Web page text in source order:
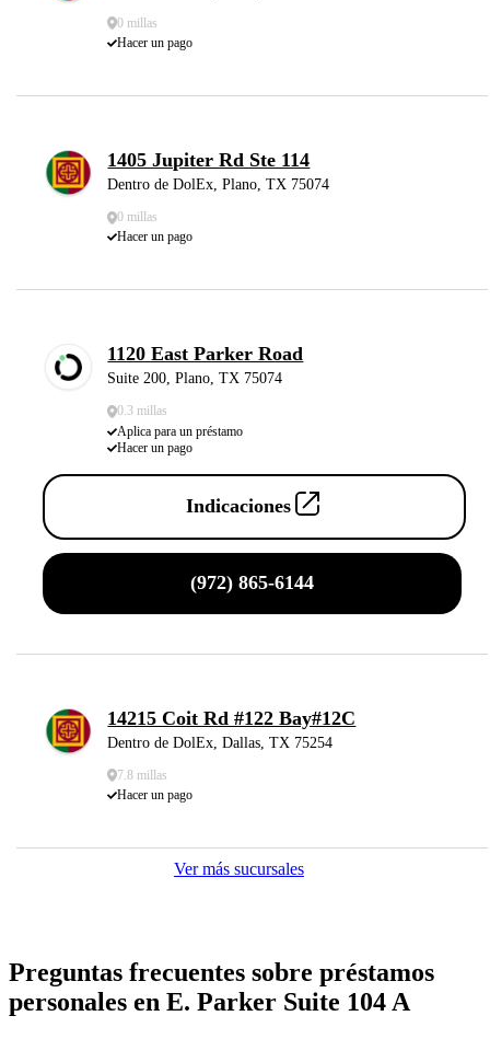
0 millas
Hacer un pago
1405 Jupiter Rd Ste 114
Dentro de DolEx, Plano, TX 75074
0 millas
Hacer un pago
1120 East Parker Road
Suite 200, Plano, TX 75074
0.3 millas
Aplica para un préstamo
Hacer un pago
Indicaciones
(972) 865-6144
14215 Coit Rd #122 Bay#12C
Dentro de DolEx, Dallas, TX 75254
7.8 millas
Hacer un pago
Ver más sucursales
Preguntas frecuentes sobre préstamos
personales en E. Parker Suite 104 A